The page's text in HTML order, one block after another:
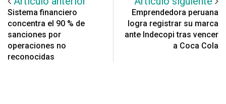
Sistema financiero
concentra el 90 % de
sanciones por
operaciones no
reconocidas
Emprendedora peruana
logra registrar su marca
ante Indecopi tras vencer
a Coca Cola